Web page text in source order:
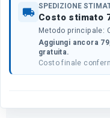
local_shipping SPEDIZIONE
Costo stimato
Metodo principale:
Aggiungi ancora
gratuita.
Costo finale